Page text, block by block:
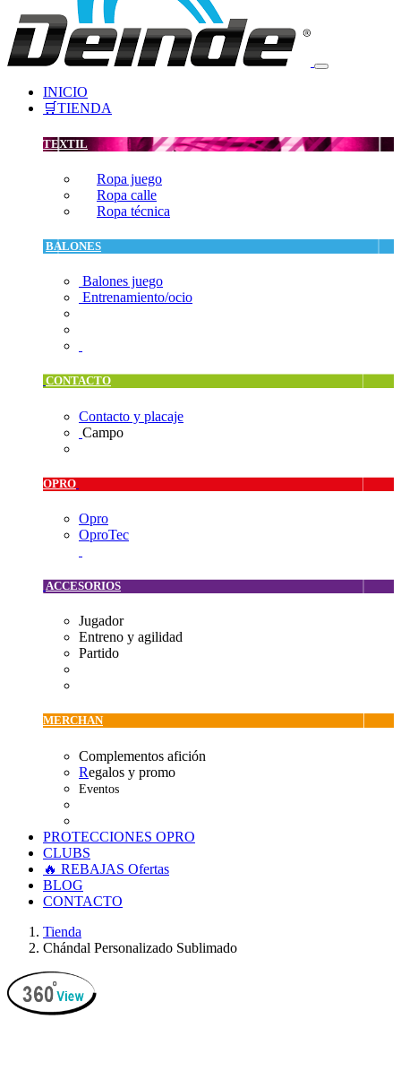
INICIO
🛒TIENDA
TEXTIL
Ropa juego
Ropa calle
Ropa técnica
BALONES
Balones juego
Entrenamiento/ocio
CONTACTO
Contacto y placaje
Campo
OPRO
Opro
OproTec
ACCESORIOS
Jugador
Entreno y agilidad
Partido
MERCHAN
Complementos afición
Regalos y promo
Eventos
PROTECCIONES OPRO
CLUBS
🔥 REBAJAS Ofertas
BLOG
CONTACTO
Tienda
Chándal Personalizado Sublimado